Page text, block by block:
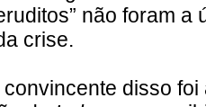
não foram a
crise.
disso